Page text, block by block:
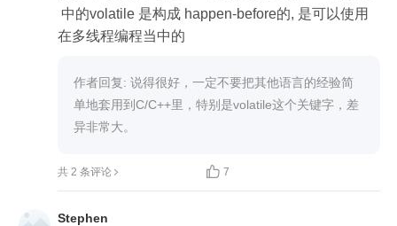
中的volatile 是构成 happen-before的, 是可以使用
在多线程编程当中的
作者回复: 说得很好，一定不要把其他语言的经验简
单地套用到C/C++里，特别是volatile这个关键字，差
异非常大。
共 2 条评论  7
Stephen